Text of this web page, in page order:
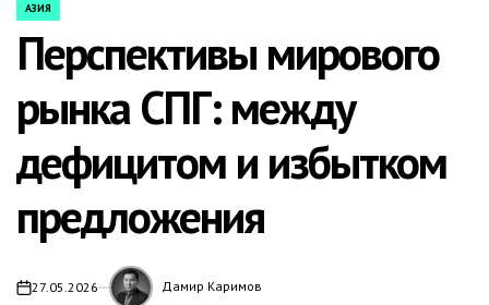
POSTED
АЗИЯ
Перспективы мирового
рынка СПГ: между
дефицитом и избытком
предложения
on27.05.2026 Дамир Каримов